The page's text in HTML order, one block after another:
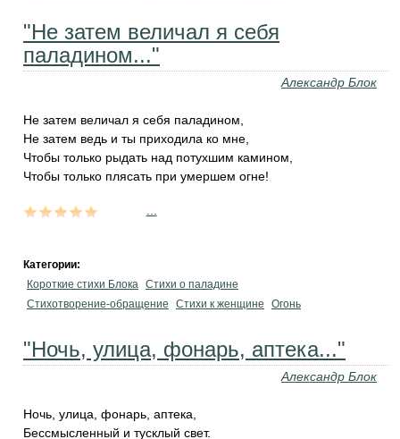
"Не затем величал я себя
паладином..."
Александр Блок
Не затем величал я себя паладином,
Не затем ведь и ты приходила ко мне,
Чтобы только рыдать над потухшим камином,
Чтобы только плясать при умершем огне!
Категории:
Короткие стихи Блока Стихи о паладине
Стихотворение-обращение
Стихи к женщине Огонь
"Ночь, улица, фонарь, аптека..."
Александр Блок
Ночь, улица, фонарь, аптека,
Бессмысленный и тусклый свет.